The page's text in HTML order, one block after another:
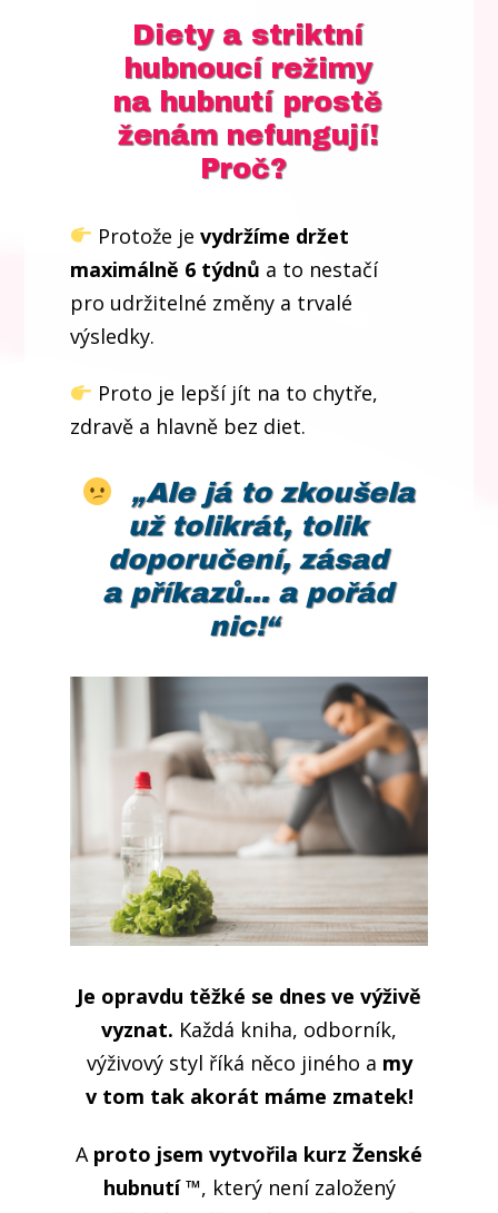
Diety a striktní
hubnoucí režimy
na hubnutí prostě
ženám nefungují!
Proč?
Protože jevydržíme držet
maximálně 6 týdnů a to nestačí
pro udržitelné změny a trvalé
výsledky.
Proto je lepší jít na to chytře,
zdravě a hlavně bez diet.
„Ale já to zkoušela
už tolikrát, tolik
doporučení, zásad
a příkazů... a pořád
nic!“
Je opravdu těžké se dnes ve výživě
vyznat. Každá kniha, odborník,
výživový styl říká něco jiného a my
v tom tak akorát máme zmatek!
A proto jsem vytvořila kurz Ženské
hubnutí ™, který není založený